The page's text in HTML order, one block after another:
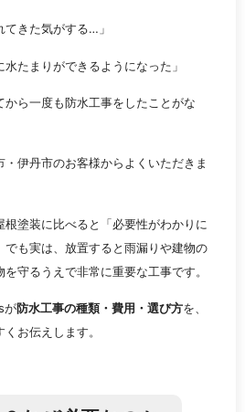
てきた気がする…」
水たまりができるようになった」
から一度も防水工事をしたことがな
伊丹市のお客様からよくいただきま
塗装に比べると「必要性がわかりに
でも実は、放置すると雨漏りや建物の
守るうえで非常に重要な工事です。
が防水工事の種類・費用・選び方を、
お伝えします。